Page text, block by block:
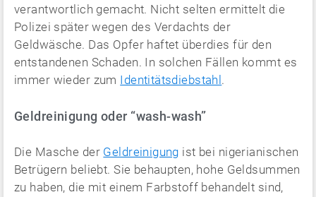
verantwortlich gemacht. Nicht selten ermittelt die
Polizei später wegen des Verdachts der
Geldwäsche. Das Opfer haftet überdies für den
entstandenen Schaden. In solchen Fällen kommt es
immer wieder zum Identitätsdiebstahl .
Geldreinigung oder “wash-wash”
Die Masche der Geldreinigung ist bei nigerianischen
Betrügern beliebt. Sie behaupten, hohe Geldsummen
zu haben, die mit einem Farbstoff behandelt sind,